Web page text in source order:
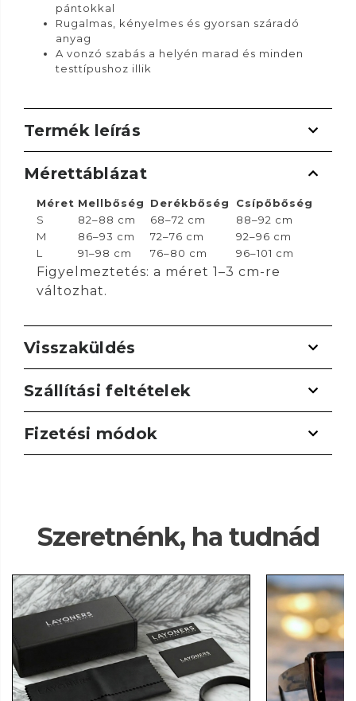
pántokkal
Rugalmas, kényelmes és gyorsan száradó
anyag
A vonzó szabás a helyén marad és minden
testtípushoz illik
Termék leírás
Mérettáblázat
Méret Mellbőség Derékbőség
Csípőbőség
S
82–88 cm 68–72 cm
88–92 cm
M
86–93 cm 72–76 cm
92–96 cm
L
91–98 cm 76–80 cm 96–101 cm
Figyelmeztetés: a méret 1–3 cm-re
változhat.
Visszaküldés
Szállítási feltételek
Fizetési módok
Szeretnénk, ha tudnád